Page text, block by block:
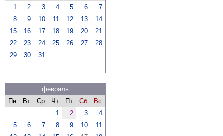
1
2 3 4 5 6
7
8
9 10 11 12 13
14
15
16 17 18 19 20
21
22
23 24 25 26 27
28
29
30 31
февраль
Пн
Вт Ср Чт Пт Сб
Вс
1
2 3
4
5
6 7 8 9 10
11